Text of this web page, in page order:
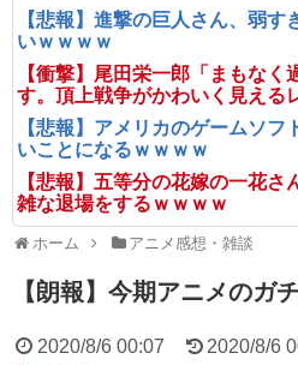
【悲報】進撃の巨人さん、弱
いｗｗｗｗ
【衝撃】尾田栄一郎「まもなく
す。頂上戦争がかわいく見える
【悲報】アメリカのゲームソ
いことになるｗｗｗｗ
【悲報】五等分の花嫁の一花
雑な退場をするｗｗｗｗ
ホーム アニメ感想・雑談
【朗報】今期アニメのガ
2020/8/6 00:07 2020/8/6